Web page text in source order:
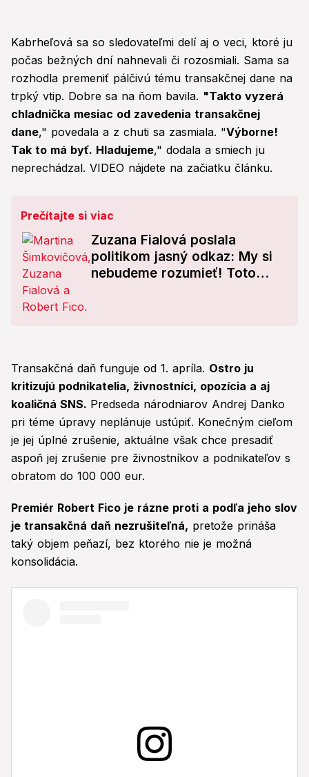
Kabrheľová sa so sledovateľmi delí aj o veci, ktoré ju
počas bežných dní nahnevali či rozosmiali. Sama sa
rozhodla premeniť pálčivú tému transakčnej dane na
trpký vtip. Dobre sa na ňom bavila. "Takto vyzerá
chladnička mesiac od zavedenia transakčnej
dane," povedala a z chuti sa zasmiala. "Výborne!
Tak to má byť. Hladujeme," dodala a smiech ju
neprechádzal. VIDEO nájdete na začiatku článku.
Prečítajte si viac
Zuzana Fialová poslala
politikom jasný odkaz: My si
nebudeme rozumieť! Toto
Transakčná daň funguje od 1. apríla. Ostro ju
kritizujú podnikatelia, živnostníci, opozícia a aj
koaličná SNS. Predseda národniarov Andrej Danko
pri téme úpravy neplánuje ustúpiť. Konečným cieľom
je jej úplné zrušenie, aktuálne však chce presadiť
aspoň jej zrušenie pre živnostníkov a podnikateľov s
obratom do 100 000 eur.
Premiér Robert Fico je rázne proti a podľa jeho slov
je transakčná daň nezrušiteľná, pretože prináša
taký objem peňazí, bez ktorého nie je možná
konsolidácia.